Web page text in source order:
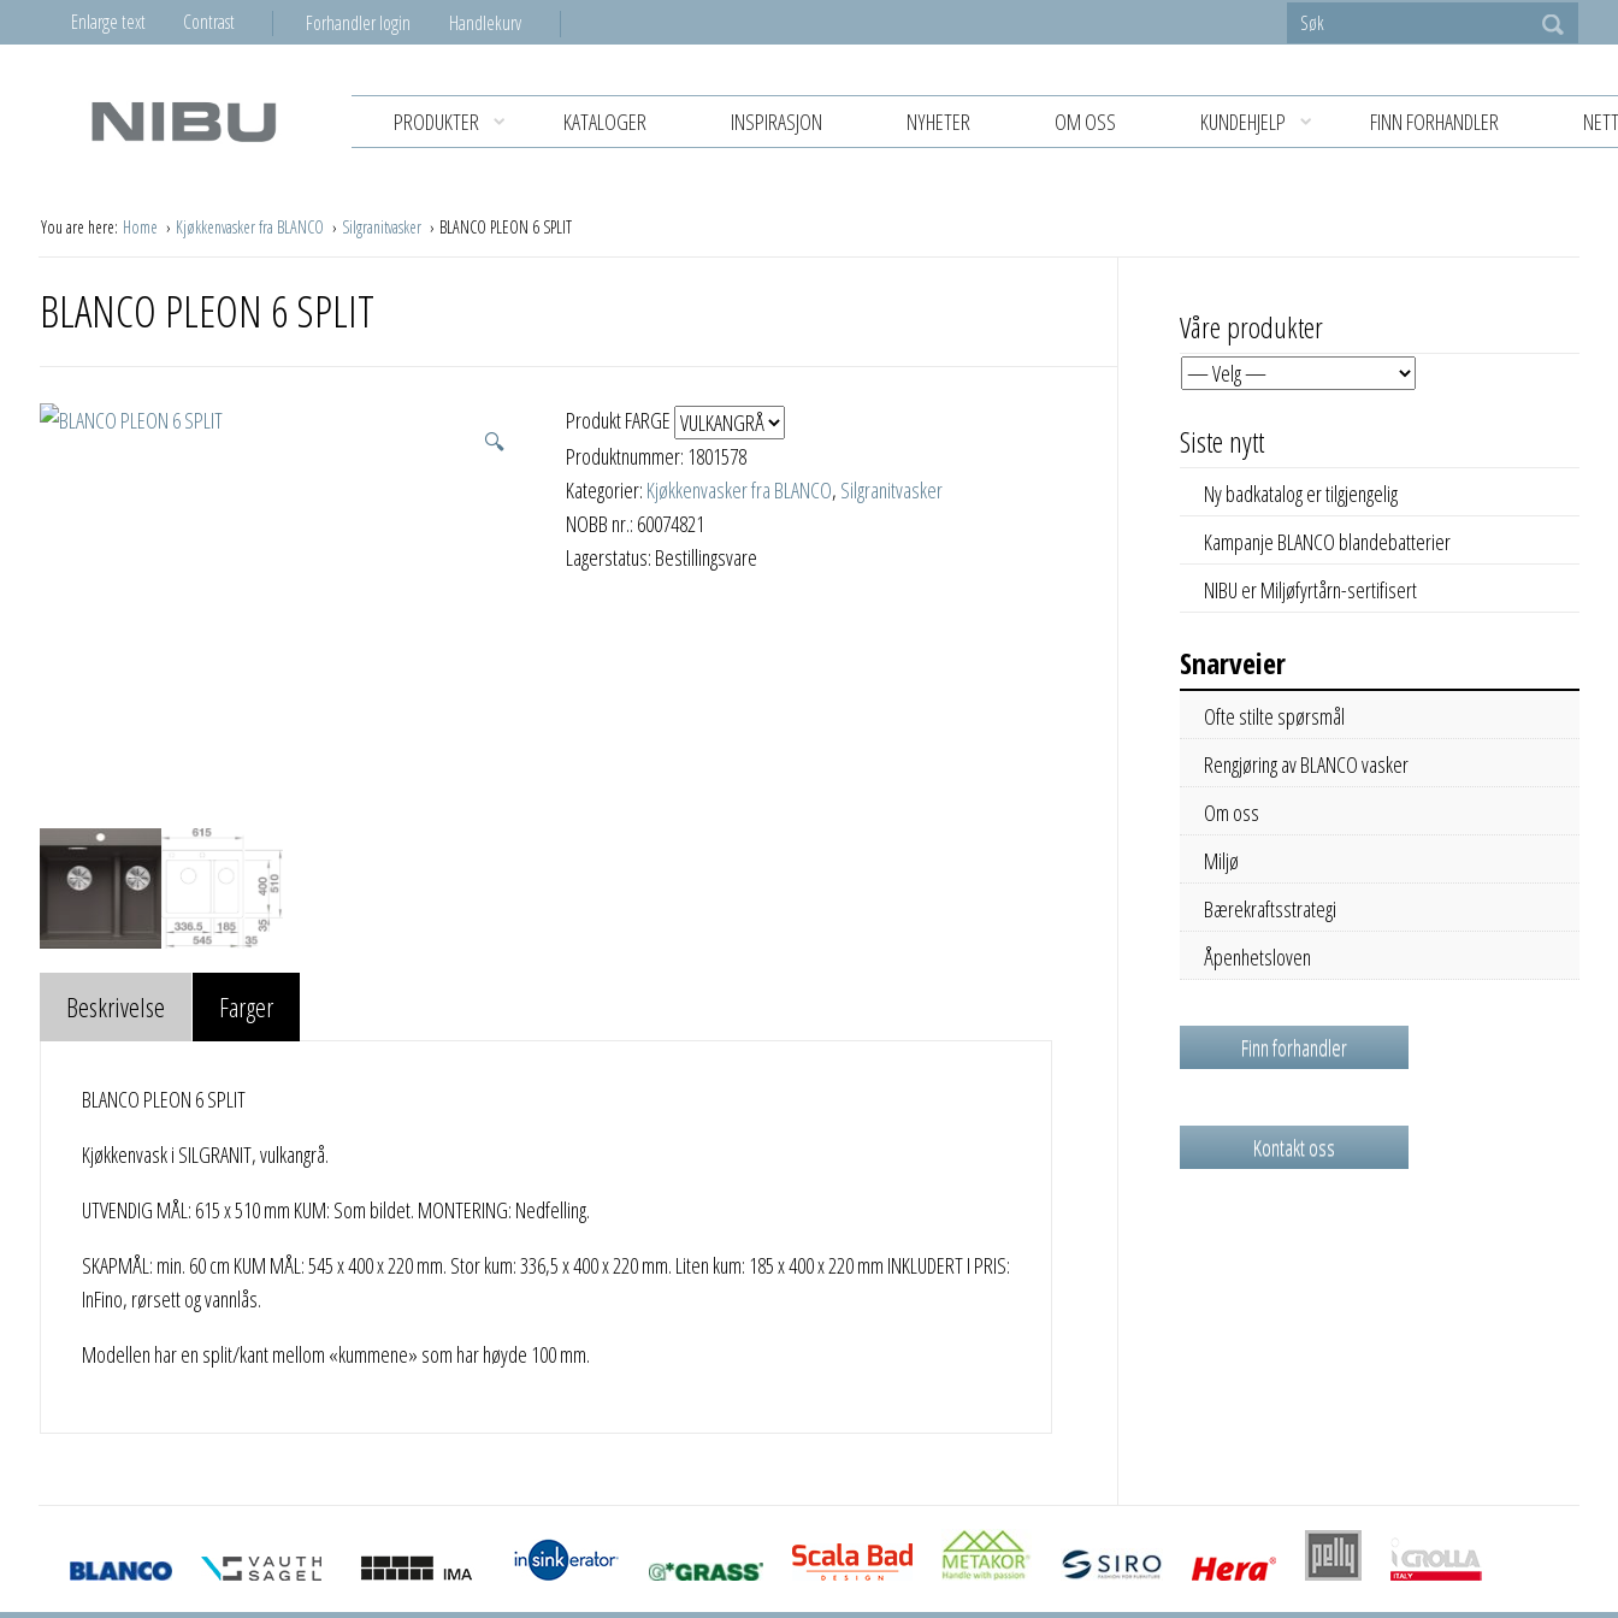
Enlarge text Contrast Forhandler login Handlekurv
PRODUKTER KATALOGER INSPIRASJON NYHETER OM OSS KUNDEHJELP FINN FORHANDLER
You are here: Home Kjøkkenvasker fra BLANCO Silgranitvasker BLANCO PLEON 6 SPLIT
BLANCO PLEON 6 SPLIT
🔍
Produkt FARGE
Produktnummer: 1801578
Kategorier: Kjøkkenvasker fra BLANCO, Silgranitvasker
NOBB nr.: 60074821
Lagerstatus: Bestillingsvare
Beskrivelse Farger
BLANCO PLEON 6 SPLIT
Kjøkkenvask i SILGRANIT, vulkangrå.
UTVENDIG MÅL: 615 x 510 mm KUM: Som bildet. MONTERING: Nedfelling.
SKAPMÅL: min. 60 cm KUM MÅL: 545 x 400 x 220 mm. Stor kum: 336,5 x 400 x 220 mm. Liten kum: 185 x 400 x 220 mm INKLUDERT I PRIS:
InFino, rørsett og vannlås.
Modellen har en split/kant mellom «kummene» som har høyde 100 mm.
Våre produkter
Siste nytt
Ny badkatalog er tilgjengelig
Kampanje BLANCO blandebatterier
NIBU er Miljøfyrtårn-sertifisert
Snarveier
Ofte stilte spørsmål
Rengjøring av BLANCO vasker
Om oss
Miljø
Bærekraftsstrategi
Åpenhetsloven
Finn forhandler
Kontakt oss